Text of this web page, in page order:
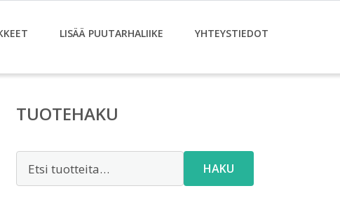
LISÄÄ PUUTARHALIIKE YHTEYSTIEDOT
TUOTEHAKU
HAKU